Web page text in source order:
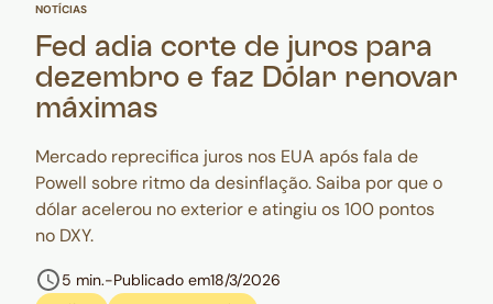
NOTÍCIAS
Fed adia corte de juros para
dezembro e faz Dólar renovar
máximas
Mercado reprecifica juros nos EUA após fala de
Powell sobre ritmo da desinflação. Saiba por que o
dólar acelerou no exterior e atingiu os 100 pontos
no DXY.
5 min.-Publicado em18/3/2026